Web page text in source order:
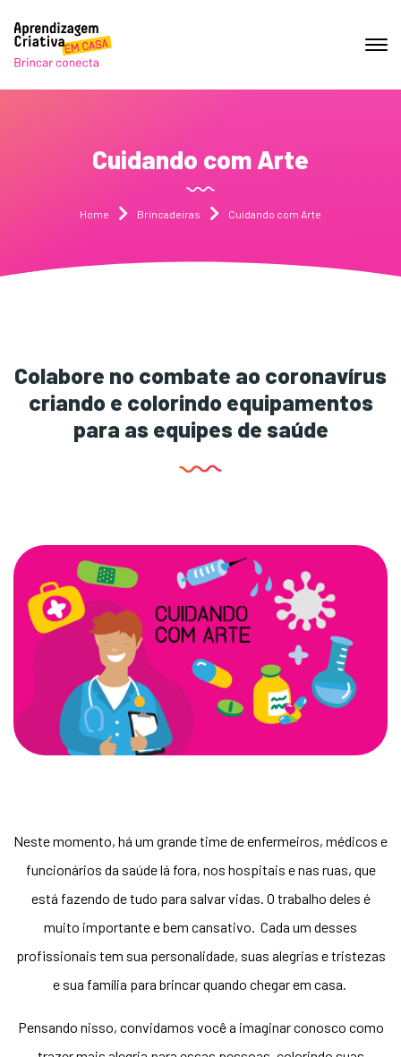
Cuidando com Arte
Home Brincadeiras Cuidando com Arte
Colabore no combate ao coronavírus
criando e colorindo equipamentos
para as equipes de saúde
Neste momento, há um grande time de enfermeiros, médicos e
funcionários da saúde lá fora, nos hospitais e nas ruas, que
está fazendo de tudo para salvar vidas. O trabalho deles é
muito importante e bem cansativo. Cada um desses
profissionais tem sua personalidade, suas alegrias e tristezas
e sua família para brincar quando chegar em casa.
Pensando nisso, convidamos você a imaginar conosco como